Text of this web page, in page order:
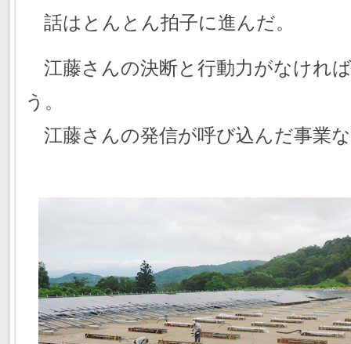
話はとんとん拍子に進んだ。
江藤さんの決断と行動力がなけれ
う。
江藤さんの発信が呼び込んだ事業